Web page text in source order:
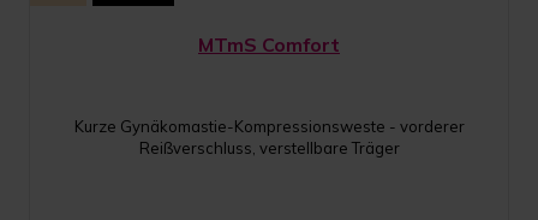
MTmS Comfort
Kurze Gynäkomastie-Kompressionsweste - vorderer
Reißverschluss, verstellbare Träger